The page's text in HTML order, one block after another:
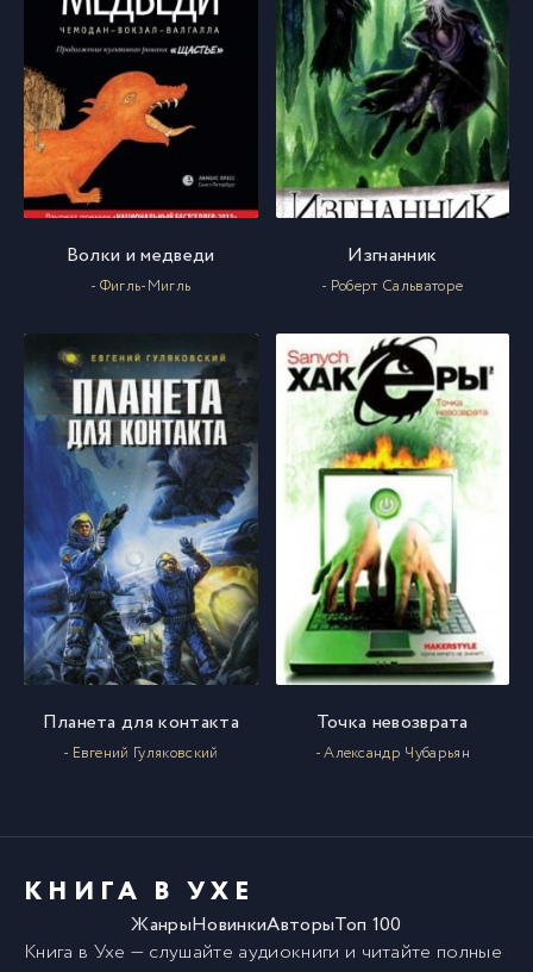
Волки и медведи
- Фигль-Мигль
Изгнанник
- Роберт Сальваторе
Планета для контакта
- Евгений Гуляковский
Точка невозврата
- Александр Чубарьян
КНИГА В УХЕ
ЖанрыНовинкиАвторыТоп 100
Книга в Ухе — слушайте аудиокниги и читайте полные